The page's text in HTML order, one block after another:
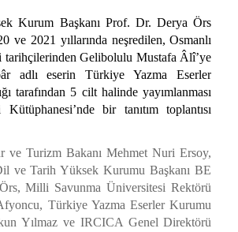
Kurum Başkanı Prof. Dr. Derya Örs
ve 2021 yıllarında neşredilen, Osmanlı
tarihçilerinden Gelibolulu Mustafa Âlî’ye
adlı eserin Türkiye Yazma Eserler
tarafından 5 cilt halinde yayımlanması
bir tanıtım toplantısı
ve Turizm Bakanı Mehmet Nuri Ersoy,
ve Tarih Yüksek Kurumu Başkanı BE
Milli Savunma Üniversitesi Rektörü
Türkiye Yazma Eserler Kurumu
Yılmaz ve IRCICA Genel Direktörü